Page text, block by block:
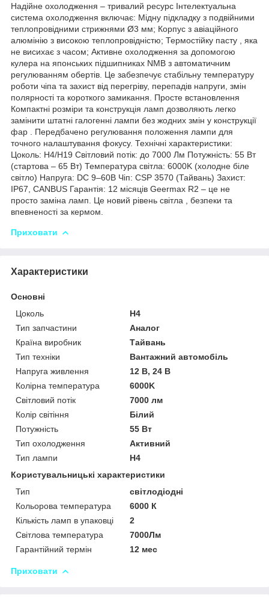
Надійне охолодження – тривалий ресурс Інтелектуальна
система охолодження включає: Мідну підкладку з подвійними
теплопровідними стрижнями Ø3 мм; Корпус з авіаційного
алюмінію з високою теплопровідністю; Термостійку пасту , яка
не висихає з часом; Активне охолодження за допомогою
кулера на японських підшипниках NMB з автоматичним
регулюванням обертів. Це забезпечує стабільну температуру
роботи чіпа та захист від перегріву, перепадів напруги, змін
полярності та короткого замикання. Просте встановлення
Компактні розміри та конструкція ламп дозволяють легко
замінити штатні галогенні лампи без жодних змін у конструкції
фар . Передбачено регулювання положення лампи для
точного налаштування фокусу. Технічні характеристики:
Цоколь: H4/H19 Світловий потік: до 7000 Лм Потужність: 55 Вт
(стартова – 65 Вт) Температура світла: 6000K (холодне біле
світло) Напруга: DC 9–60В Чіп: CSP 3570 (Тайвань) Захист:
IP67, CANBUS Гарантія: 12 місяців Geermax R2 – це не
просто заміна ламп. Це новий рівень світла , безпеки та
впевненості за кермом.
Приховати
Характеристики
Основні
Цоколь
H4
Тип запчастини
Аналог
Країна виробник
Тайвань
Тип техніки
Вантажний автомобіль
Напруга живлення
12 В, 24 В
Колірна температура
6000K
Світловий потік
7000 лм
Колір світіння
Білий
Потужність
55 Вт
Тип охолодження
Активний
Тип лампи
H4
Користувальницькі характеристики
Тип
світлодіодні
Кольорова температура
6000 К
Кількість ламп в упаковці
2
Світлова температура
7000Лм
Гарантійний термін
12 мес
Приховати